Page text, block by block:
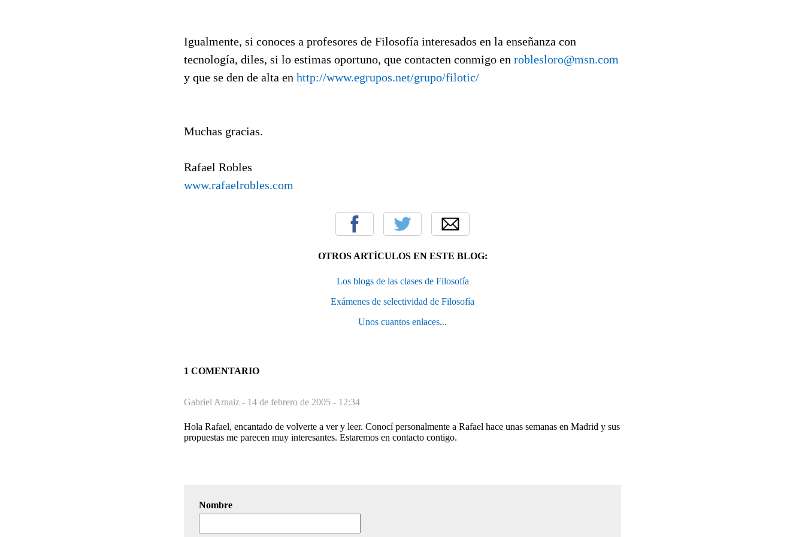
Igualmente, si conoces a profesores de Filosofía interesados en la enseñanza con
tecnología, diles, si lo estimas oportuno, que contacten conmigo en roblesloro@msn.com
y que se den de alta en http://www.egrupos.net/grupo/filotic/
Muchas gracias.
Rafael Robles
www.rafaelrobles.com
OTROS ARTÍCULOS EN ESTE BLOG:
Los blogs de las clases de Filosofía
Exámenes de selectividad de Filosofía
Unos cuantos enlaces...
1 COMENTARIO
Gabriel Arnaiz - 14 de febrero de 2005 - 12:34
Hola Rafael, encantado de volverte a ver y leer. Conocí personalmente a Rafael hace unas semanas en Madrid y sus
propuestas me parecen muy interesantes. Estaremos en contacto contigo.
Nombre